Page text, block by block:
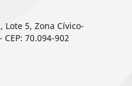
5, Zona Cívico-
70.094-902